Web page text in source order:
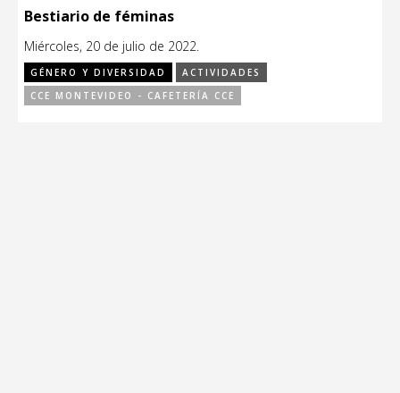
Bestiario de féminas
Miércoles, 20 de julio de 2022.
GÉNERO Y DIVERSIDAD
ACTIVIDADES
CCE MONTEVIDEO - CAFETERÍA CCE